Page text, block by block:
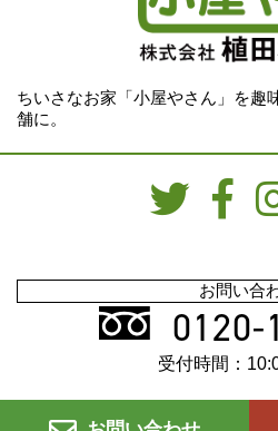
ちいさなお家「小屋やさん」を趣
舗に。
お問い合
0120-
受付時間：